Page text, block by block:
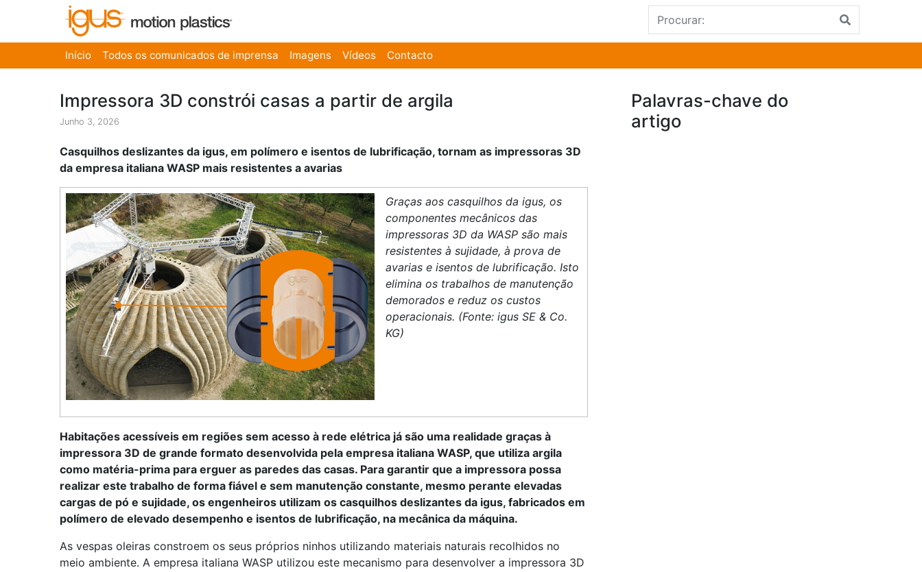
Início Todos os comunicados de imprensa Imagens Vídeos Contacto
Impressora 3D constrói casas a partir de argila
Junho 3, 2026
Casquilhos deslizantes da igus, em polímero e isentos de lubrificação, tornam as impressoras 3D
da empresa italiana WASP mais resistentes a avarias
Graças aos casquilhos da igus, os
componentes mecânicos das
impressoras 3D da WASP são mais
resistentes à sujidade, à prova de
avarias e isentos de lubrificação. Isto
elimina os trabalhos de manutenção
demorados e reduz os custos
operacionais. (Fonte: igus SE & Co.
KG)
Habitações acessíveis em regiões sem acesso à rede elétrica já são uma realidade graças à
impressora 3D de grande formato desenvolvida pela empresa italiana WASP, que utiliza argila
como matéria-prima para erguer as paredes das casas. Para garantir que a impressora possa
realizar este trabalho de forma fiável e sem manutenção constante, mesmo perante elevadas
cargas de pó e sujidade, os engenheiros utilizam os casquilhos deslizantes da igus, fabricados em
polímero de elevado desempenho e isentos de lubrificação, na mecânica da máquina.
As vespas oleiras constroem os seus próprios ninhos utilizando materiais naturais recolhidos no
meio ambiente. A empresa italiana WASP utilizou este mecanismo para desenvolver a impressora 3D
Palavras-chave do
artigo